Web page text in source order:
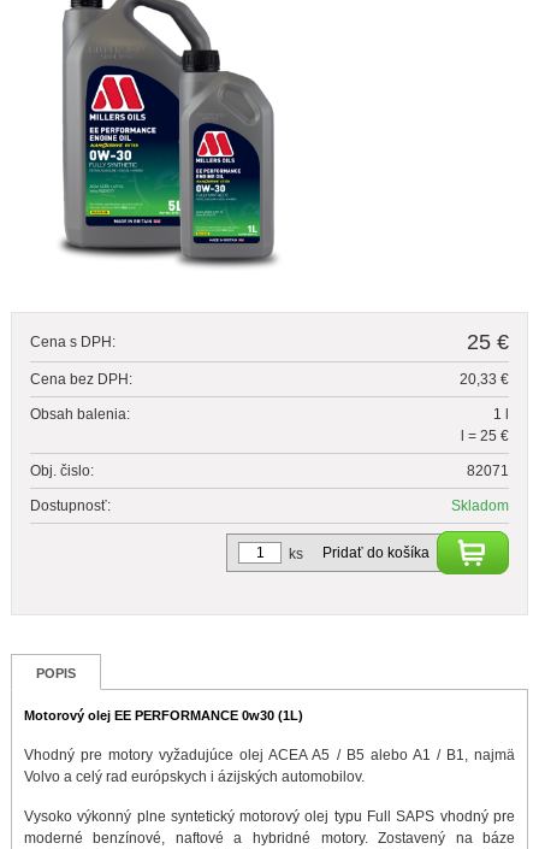
Cena s DPH: 25 €
Cena bez DPH: 20,33 €
Obsah balenia:
1 l
l = 25 €
Obj. čislo: 82071
Dostupnosť: Skladom
Pridať do košíka
ks
POPIS
Motorový olej EE PERFORMANCE 0w30 (1L)
Vhodný pre motory vyžadujúce olej ACEA A5 / B5 alebo A1 / B1, najmä
Volvo a celý rad európskych i ázijských automobilov.
Vysoko výkonný plne syntetický motorový olej typu Full SAPS vhodný pre
moderné benzínové, naftové a hybridné motory. Zostavený na báze